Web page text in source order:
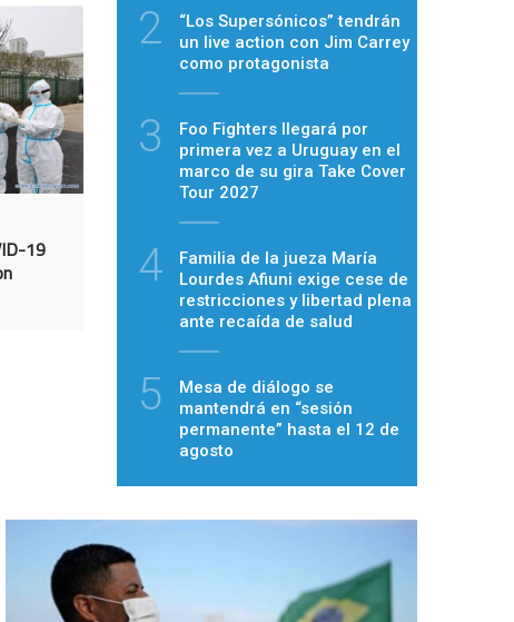
19
2
“Los Supersónicos” tendrán
un live action con Jim Carrey
como protagonista
3
Foo Fighters llegará por
primera vez a Uruguay en el
marco de su gira Take Cover
Tour 2027
4
Familia de la jueza María
Lourdes Afiuni exige cese de
restricciones y libertad plena
ante recaída de salud
5
Mesa de diálogo se
mantendrá en “sesión
permanente” hasta el 12 de
agosto